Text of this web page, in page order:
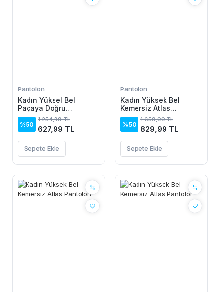
Pantolon
Kadın Yüksel Bel
Paçaya Doğru
Genişleyen Uzun
Pantolon
%50
1.254,99 TL
627,99 TL
Sepete Ekle
Pantolon
Kadın Yüksek Bel
Kemersiz Atlas
Pantolon
%50
1.659,99 TL
829,99 TL
Sepete Ekle